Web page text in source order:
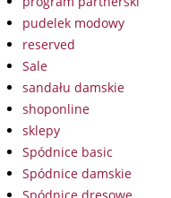
pudelek modowy
reserved
Sale
sandału damskie
shoponline
sklepy
Spódnice basic
Spódnice damskie